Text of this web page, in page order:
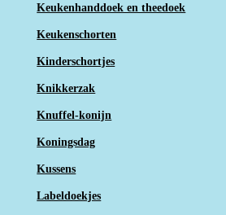
Keukenhanddoek en theedoek
Keukenschorten
Kinderschortjes
Knikkerzak
Knuffel-konijn
Koningsdag
Kussens
Labeldoekjes